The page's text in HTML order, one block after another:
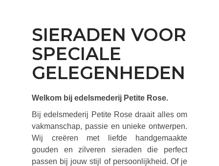
SIERADEN VOOR
SPECIALE
GELEGENHEDEN
Welkom bij edelsmederij Petite Rose.
Bij edelsmederij Petite Rose draait alles om
vakmanschap, passie en unieke ontwerpen.
Wij creëren met liefde handgemaakte
gouden en zilveren sieraden die perfect
passen bij jouw stijl of persoonlijkheid. Of je